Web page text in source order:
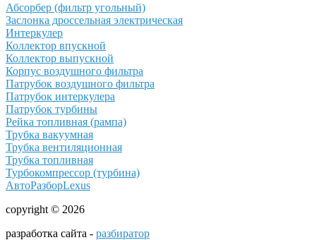
Абсорбер (фильтр угольный)
Заслонка дроссельная электрическая
Интеркулер
Коллектор впускной
Коллектор выпускной
Корпус воздушного фильтра
Патрубок воздушного фильтра
Патрубок интеркулера
Патрубок турбины
Рейка топливная (рампа)
Трубка вакуумная
Трубка вентиляционная
Трубка топливная
Турбокомпрессор (турбина)
АвтоРазборLexus
copyright © 2026
разработка сайта - разбиратор